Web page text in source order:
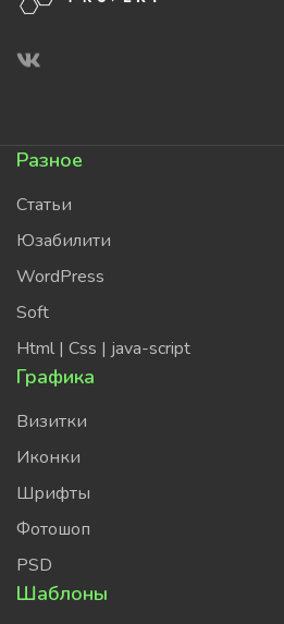
Разное
Статьи
Юзабилити
WordPress
Soft
Html | Css | java-script
Графика
Визитки
Иконки
Шрифты
Фотошоп
PSD
Шаблоны